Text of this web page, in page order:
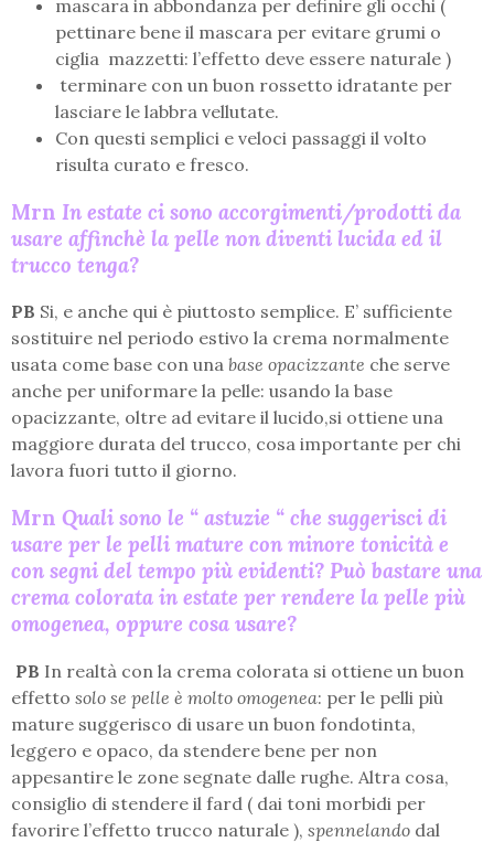
mascara in abbondanza per definire gli occhi (
pettinare bene il mascara per evitare grumi o
ciglia mazzetti: l’effetto deve essere naturale )
terminare con un buon rossetto idratante per
lasciare le labbra vellutate.
Con questi semplici e veloci passaggi il volto
risulta curato e fresco.
Mrn In estate ci sono accorgimenti/prodotti da
usare affinchè la pelle non diventi lucida ed il
trucco tenga?
PB Si, e anche qui è piuttosto semplice. E’ sufficiente
sostituire nel periodo estivo la crema normalmente
usata come base con una base opacizzante che serve
anche per uniformare la pelle: usando la base
opacizzante, oltre ad evitare il lucido,si ottiene una
maggiore durata del trucco, cosa importante per chi
lavora fuori tutto il giorno.
Mrn Quali sono le “ astuzie “ che suggerisci di
usare per le pelli mature con minore tonicità e
con segni del tempo più evidenti? Può bastare una
crema colorata in estate per rendere la pelle più
omogenea, oppure cosa usare?
PB In realtà con la crema colorata si ottiene un buon
effetto solo se pelle è molto omogenea: per le pelli più
mature suggerisco di usare un buon fondotinta,
leggero e opaco, da stendere bene per non
appesantire le zone segnate dalle rughe. Altra cosa,
consiglio di stendere il fard ( dai toni morbidi per
favorire l’effetto trucco naturale ), spennelando dal